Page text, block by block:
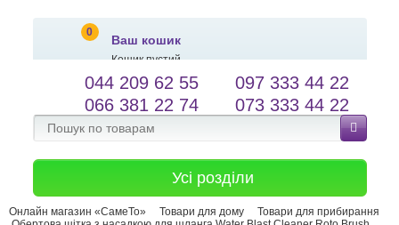
0
Ваш кошик
Кошик пустий
salessameto@gmail.com
Зворотній зв'язок
Мова сайту
044 209 62 55
097 333 44 22
066 381 22 74
073 333 44 22
Усі розділи
Онлайн магазин «СамеТо» Товари для дому
Товари для прибирання